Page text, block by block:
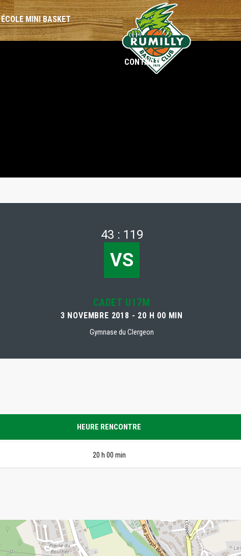
LOISIRS LOISIRS
ÉCOLE MINI BASKET
CONTACT
43 : 119
VS
CADET U17M
3 NOVEMBRE 2018 - 20 H 00 MIN
Gymnase du Clergeon
HEURE RENCONTRE
20 h 00 min